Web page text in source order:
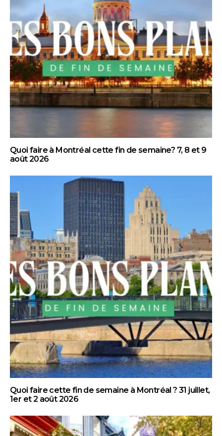
Quoi faire à Montréal cette fin de semaine? 7, 8 et 9
août 2026
Quoi faire cette fin de semaine à Montréal ? 31 juillet,
1er et 2 août 2026